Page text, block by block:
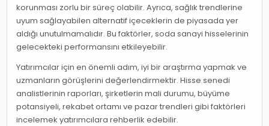
korunması zorlu bir süreç olabilir. Ayrıca, sağlık trendlerine
uyum sağlayabilen alternatif içeceklerin de piyasada yer
aldığı unutulmamalıdır. Bu faktörler, soda sanayi hisselerinin
gelecekteki performansını etkileyebilir.
Yatırımcılar için en önemli adım, iyi bir araştırma yapmak ve
uzmanların görüşlerini değerlendirmektir. Hisse senedi
analistlerinin raporları, şirketlerin mali durumu, büyüme
potansiyeli, rekabet ortamı ve pazar trendleri gibi faktörleri
incelemek yatırımcılara rehberlik edebilir.